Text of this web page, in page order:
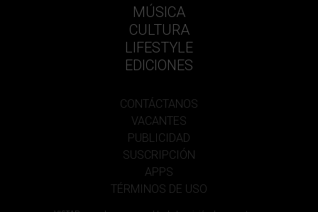
MÚSICA
CULTURA
LIFESTYLE
EDICIONES
CONTÁCTANOS
VACANTES
PUBLICIDAD
SUSCRIPCIÓN
APPS
TÉRMINOS DE USO